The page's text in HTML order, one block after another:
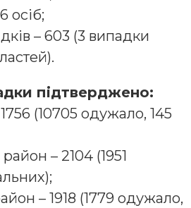
осіб;
– 603 (3 випадки
підтверджено:
(10705 одужало, 145
– 2104 (1951
– 1918 (1779 одужало,